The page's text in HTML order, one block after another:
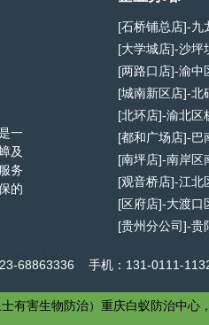
一
及
务
的
[石桥铺总店]-九
[大学城店]-沙坪
[两路口店]-渝中
[城南新区店]-北
[北环店]-渝北区
[都和广场店]-巴
[南坪店]-南岸区
[观音桥店]-江北
[区府店]-大渡口
[贵州分公司]-贵
68863336 手机：131-0111-
有害生物防治）重庆白蚁防治中